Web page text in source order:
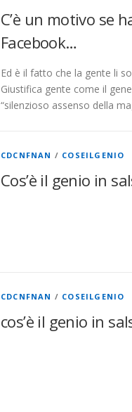
C’è un motivo se
Facebook…
Ed è il fatto che la gente li
Giustifica gente come il
“silenzioso assenso della
CDCNFNAN / COSEILGENIO
Cos’è il genio in
CDCNFNAN / COSEILGENIO
cos’è il genio in